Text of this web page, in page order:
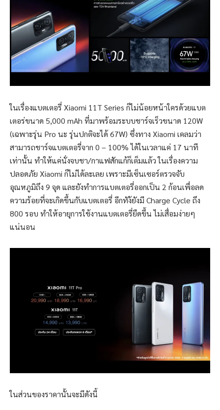
ในเรื่องแบตเตอรี่ Xiaomi 11T Series ก็ไม่น้อยหน้าใครด้วยแบต
เตอร่ขนาด 5,000 mAh ที่มาพร้อมระบบชาร์จเร็วขนาด 120W
(เฉพาะรุ่น Pro นะ รุ่นปกติจะได้ 67W) ซึ่งทาง Xiaomi เคลมว่า
สามารถชาร์จแบตเตอรี่จาก 0 – 100% ได้ในเวลาแค่ 17 นาที
เท่านั้น ทำให้แค่นั่งจบชา/กาแฟสักแก้ก็เต็มแล้ว ในเรื่องความ
ปลอดภัย Xiaomi ก็ไม่ได้ละเลย เพราะมีเซ็นเซอร์ตรวจจับ
อุณหภูมิถึง 9 จุด และยังทำการแบตเตอรี่ออกเป็น 2 ก้อนเพื่อลด
ความร้อยที่จะเกิดขึ้นกับแบตเตอรี่ อีกทัง้ยังมี Charge Cycle ถึง
800 รอบ ทำให้อายุการใช้งานแบตเตอรี่ยืดขึ้น ไม่เสื่อมง่ายๆ
แน่นอน
ในส่วนของราคานั้นจะมีดังนี้